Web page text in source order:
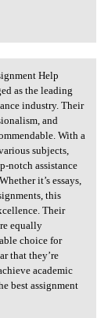
Help
as the leading
industry. Their
and
With a
subjects,
notch assistance
it’s essays,
this
Their
equally
choice for
that they’re
academic
best assignment